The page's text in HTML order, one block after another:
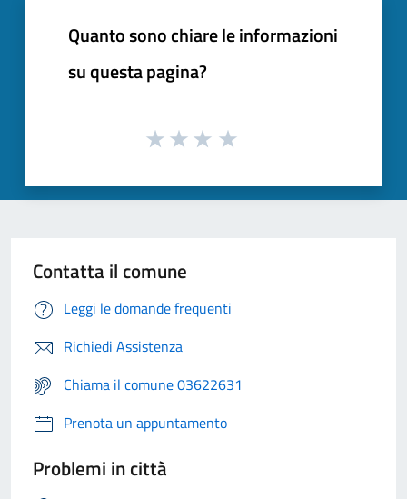
Quanto sono chiare le informazioni
su questa pagina?
Contatta il comune
Leggi le domande frequenti
Richiedi Assistenza
Chiama il comune 03622631
Prenota un appuntamento
Problemi in città